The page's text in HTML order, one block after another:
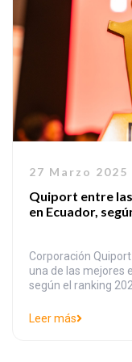
27 Marzo 2025
Quiport entre
en Ecuador,
Corporación
una de las mejores
según el ranking
empresas más
Leer más